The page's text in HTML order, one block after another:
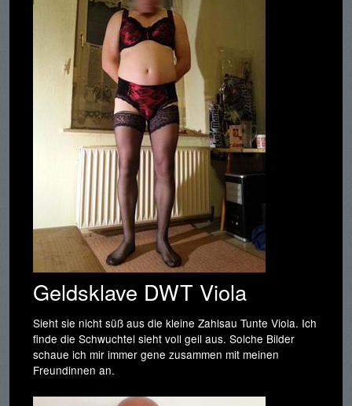
Geldsklave DWT Viola
Sieht sie nicht süß aus die kleine Zahlsau Tunte Viola. Ich
finde die Schwuchtel sieht voll geil aus. Solche Bilder
schaue ich mir immer gene zusammen mit meinen
Freundinnen an.